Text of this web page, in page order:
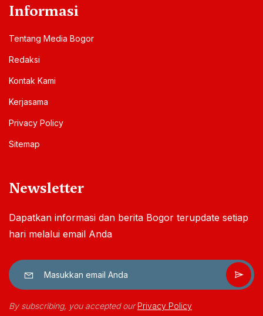
Informasi
Tentang Media Bogor
Redaksi
Kontak Kami
Kerjasama
Privacy Policy
Sitemap
Newsletter
Dapatkan informasi dan berita Bogor terupdate setiap
hari melalui email Anda
By subscribing, you accepted ourPrivacy Policy